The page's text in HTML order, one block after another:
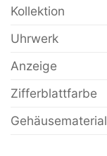
Kollektion
Uhrwerk
Anzeige
Zifferblattfarbe
Gehäusematerial